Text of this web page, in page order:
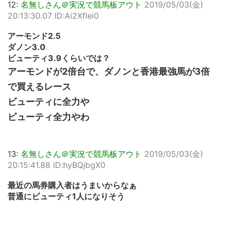
12: 名無しさん＠実況で競馬板アウト 2019/05/03(金)
20:13:30.07 ID:Ai2Xflei0
アーモンド2.5
ダノン3.0
ビューティ3.9くらいでは？
アーモンドが2倍台で、ダノンと香港最強馬が3倍
で買えるレース
ビューティに全力や
ビューティ全力やわ
13: 名無しさん＠実況で競馬板アウト 2019/05/03(金)
20:15:41.88 ID:hyBQjbgX0
最近の馬券購入者はうまいからなぁ
普通にビューティ1人になりそう